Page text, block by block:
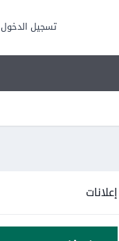
تسجيل الدخول
إعلانات